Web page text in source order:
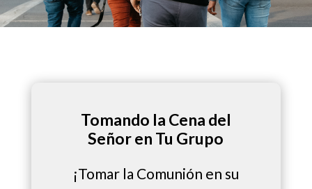
Tomando la Cena del
Señor en Tu Grupo
¡Tomar la Comunión en su